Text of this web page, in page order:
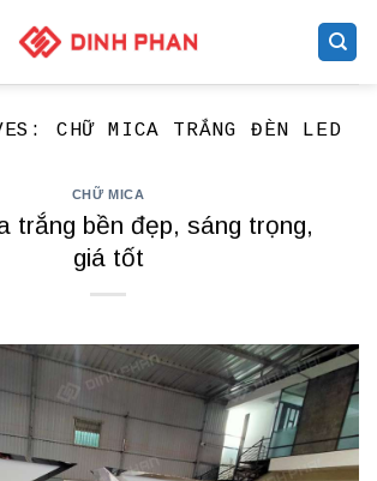
CHỮ MICA TRẮNG ĐÈN LED
CHỮ MICA
trắng bền đẹp, sáng trọng,
giá tốt